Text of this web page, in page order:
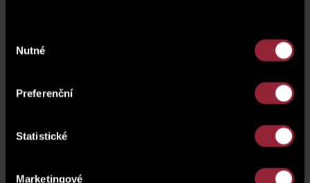
souhlasu
Nutné
Preferenční
Statistické
Marketingové